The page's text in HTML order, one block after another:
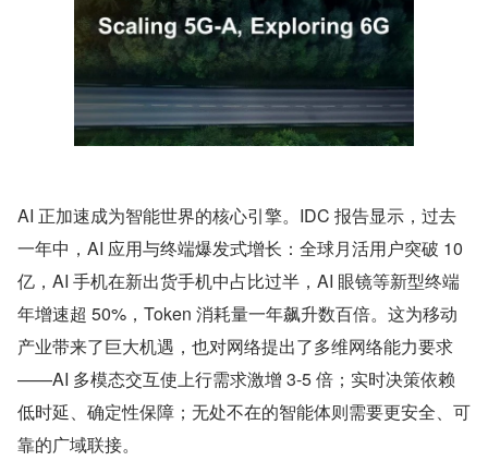
AI 正加速成为智能世界的核心引擎。IDC 报告显示，过去
一年中，AI 应用与终端爆发式增长：全球月活用户突破 10
亿，AI 手机在新出货手机中占比过半，AI 眼镜等新型终端
年增速超 50%，Token 消耗量一年飙升数百倍。这为移动
产业带来了巨大机遇，也对网络提出了多维网络能力要求
——AI 多模态交互使上行需求激增 3-5 倍；实时决策依赖
低时延、确定性保障；无处不在的智能体则需要更安全、可
靠的广域联接。